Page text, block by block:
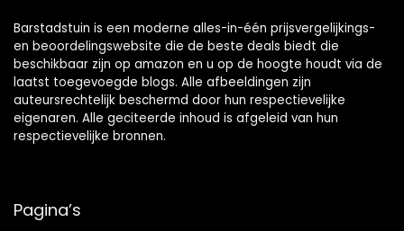
Barstadstuin is een moderne alles-in-één prijsvergelijkings-
en beoordelingswebsite die de beste deals biedt die
beschikbaar zijn op amazon en u op de hoogte houdt via de
laatst toegevoegde blogs. Alle afbeeldingen zijn
auteursrechtelijk beschermd door hun respectievelijke
eigenaren. Alle geciteerde inhoud is afgeleid van hun
respectievelijke bronnen.
Pagina’s